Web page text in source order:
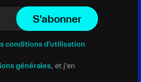
S'abonner
conditions d'utilisation
générales, et j'en